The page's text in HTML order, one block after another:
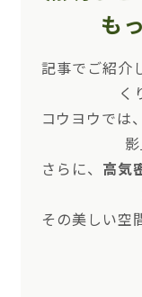
も
記事でご紹介
く
コウヨウでは
さらに、 高気
その美しい空